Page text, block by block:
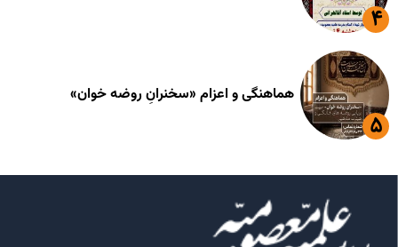
هماهنگی و اعزام «سخنرانِ روضه خوان»